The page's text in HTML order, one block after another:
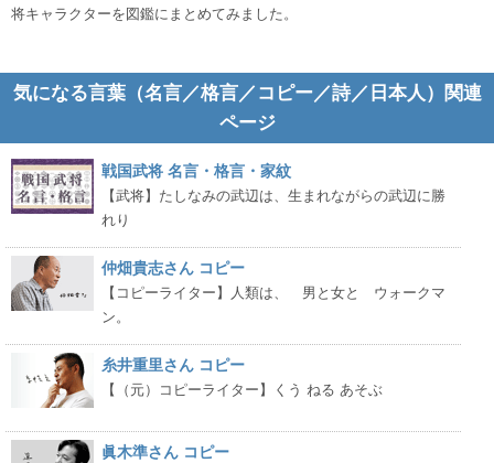
将キャラクターを図鑑にまとめてみました。
気になる言葉（名言／格言／コピー／詩／日本人）関連
ページ
戦国武将 名言・格言・家紋
【武将】たしなみの武辺は、生まれながらの武辺に勝
れり
仲畑貴志さん コピー
【コピーライター】人類は、 男と女と ウォークマ
ン。
糸井重里さん コピー
【（元）コピーライター】くう ねる あそぶ
眞木準さん コピー